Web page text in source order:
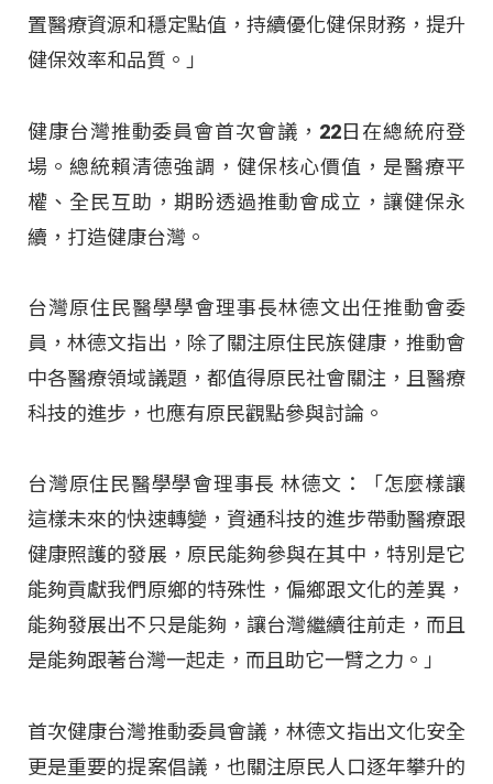
置醫療資源和穩定點值，持續優化健保財務，提升
健保效率和品質。」
健康台灣推動委員會首次會議，22日在總統府登
場。總統賴清德強調，健保核心價值，是醫療平
權、全民互助，期盼透過推動會成立，讓健保永
續，打造健康台灣。
台灣原住民醫學學會理事長林德文出任推動會委
員，林德文指出，除了關注原住民族健康，推動會
中各醫療領域議題，都值得原民社會關注，且醫療
科技的進步，也應有原民觀點參與討論。
台灣原住民醫學學會理事長 林德文：「怎麼樣讓
這樣未來的快速轉變，資通科技的進步帶動醫療跟
健康照護的發展，原民能夠參與在其中，特別是它
能夠貢獻我們原鄉的特殊性，偏鄉跟文化的差異，
能夠發展出不只是能夠，讓台灣繼續往前走，而且
是能夠跟著台灣一起走，而且助它一臂之力。」
首次健康台灣推動委員會議，林德文指出文化安全
更是重要的提案倡議，也關注原民人口逐年攀升的